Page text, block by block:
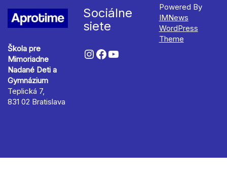
Škola pre
Mimoriadne
Nadané Deti a
Gymnázium
Teplická 7,
831 02 Bratislava
Sociálne
siete
Powered By
IMNews
WordPress
Theme